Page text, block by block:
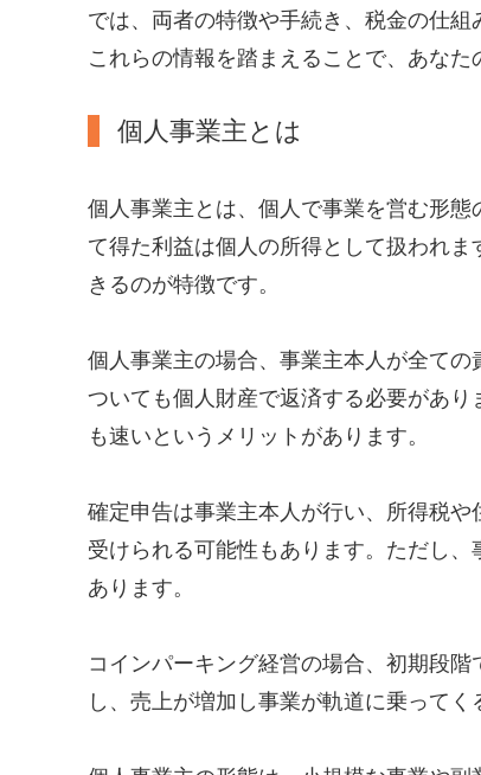
では、両者の特徴や手続き、税金の仕組
これらの情報を踏まえることで、あなた
個人事業主とは
個人事業主とは、個人で事業を営む形
て得た利益は個人の所得として扱われ
きるのが特徴です。
個人事業主の場合、事業主本人が全て
ついても個人財産で返済する必要があ
も速いというメリットがあります。
確定申告は事業主本人が行い、所得税
受けられる可能性もあります。ただし
あります。
コインパーキング経営の場合、初期段
し、売上が増加し事業が軌道に乗って